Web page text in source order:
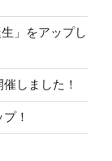
」をアップし
しました！
！